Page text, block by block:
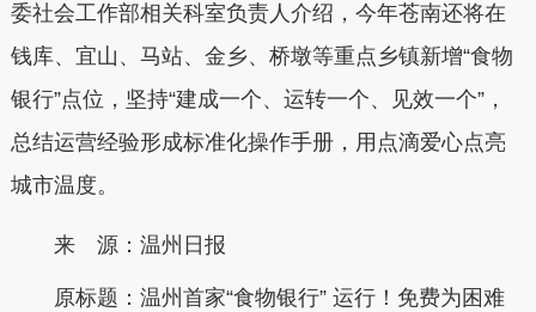
委社会工作部相关科室负责人介绍，今年苍南还将在
钱库、宜山、马站、金乡、桥墩等重点乡镇新增“食物
银行”点位，坚持“建成一个、运转一个、见效一个”，
总结运营经验形成标准化操作手册，用点滴爱心点亮
城市温度。
来 源：温州日报
原标题： 温州首家“食物银行” 运行！免费为困难